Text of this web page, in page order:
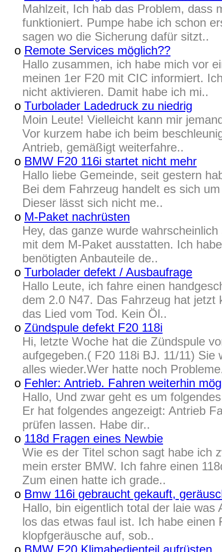
Mahlzeit, Ich hab das Problem, dass
funktioniert. Pumpe habe ich schon
sagen wo die Sicherung dafür sitzt..
o Remote Services möglich??
Hallo zusammen, ich habe mich vor
meinen 1er F20 mit CIC informiert.
nicht aktivieren. Damit habe ich mi..
o Turbolader Ladedruck zu niedrig
Moin Leute! Vielleicht kann mir
Vor kurzem habe ich beim
Antrieb, gemäßigt weiterfahre..
o BMW F20 116i startet nicht mehr
Hallo liebe Gemeinde, seit gestern
Bei dem Fahrzeug handelt es sich
Dieser lässt sich nicht me..
o M-Paket nachrüsten
Hey, das ganze wurde
mit dem M-Paket ausstatten. Ich
benötigten Anbauteile de..
o Turbolader defekt / Ausbaufrage
Hallo Leute, ich fahre einen
dem 2.0 N47. Das Fahrzeug hat
das Lied vom Tod. Kein Öl..
o Zündspule defekt F20 118i
Hi, letzte Woche hat die Zündspule
aufgegeben.( F20 118i BJ. 11/11)
alles wieder.Wer hatte noch
o Fehler: Antrieb. Fahren weiterhin
Hallo, Und zwar geht es um
Er hat folgendes angezeigt: Antrieb
prüfen lassen. Habe dir..
o 118d Fragen eines Newbie
Wie es der Titel schon sagt habe ich
mein erster BMW. Ich fahre einen
Zum einen hatte ich grade..
o Bmw 116i gebraucht gekauft,
Hallo, bin eigentlich total der laie
los das etwas faul ist. Ich habe
klopfgeräusche auf, sob..
o BMW F20 Klimabedienteil aufrüsten